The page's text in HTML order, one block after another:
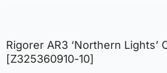
Rigorer AR3 ‘Northern Lights’
[Z325360910-10]